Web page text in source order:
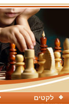
לקטים